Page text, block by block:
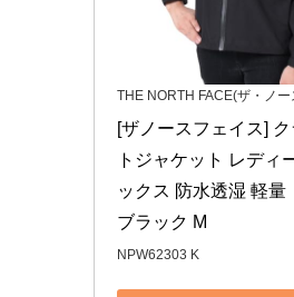
THE NORTH FACE(ザ・ノ
[ザノースフェイス]
トジャケット レディ
ックス 防水透湿 軽量
ブラック M
NPW62303 K